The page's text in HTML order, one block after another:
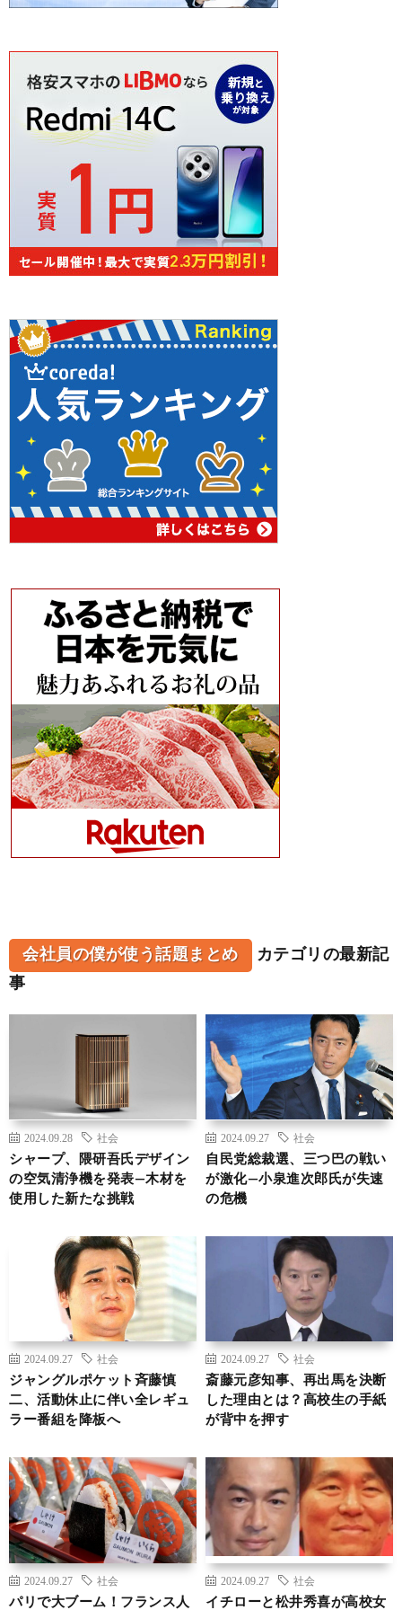
会社員の僕が使う話題まとめ
カテゴリの最新記
事
2024.09.28 社会
シャープ、隈研吾氏デザイン
の空気清浄機を発表—木材を
使用した新たな挑戦
2024.09.27 社会
自民党総裁選、三つ巴の戦い
が激化—小泉進次郎氏が失速
の危機
2024.09.27 社会
ジャングルポケット斉藤慎
二、活動休止に伴い全レギュ
ラー番組を降板へ
2024.09.27 社会
斎藤元彦知事、再出馬を決断
した理由とは？高校生の手紙
が背中を押す
2024.09.27 社会
パリで大ブーム！フランス人
2024.09.27 社会
イチローと松井秀喜が高校女